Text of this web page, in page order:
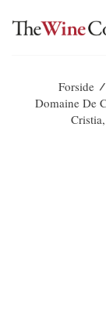
Forside /
Domaine De